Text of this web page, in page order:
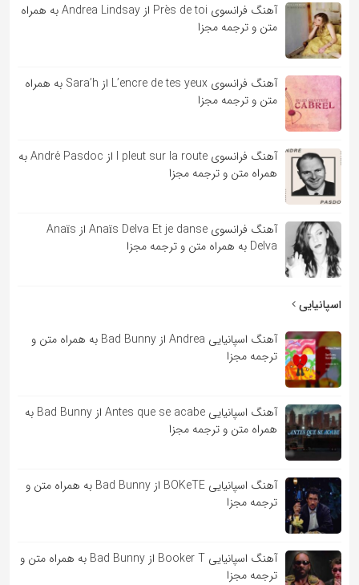
آهنگ فرانسوی Près de toi از Andrea Lindsay به همراه
متن و ترجمه مجزا
آهنگ فرانسوی L’encre de tes yeux از Sara’h به همراه
متن و ترجمه مجزا
آهنگ فرانسوی l pleut sur la route از André Pasdoc به
همراه متن و ترجمه مجزا
آهنگ فرانسوی Anaïs Delva Et je danse از Anaïs
Delva به همراه متن و ترجمه مجزا
اسپانیایی
آهنگ اسپانیایی Andrea از Bad Bunny به همراه متن و
ترجمه مجزا
آهنگ اسپانیایی Antes que se acabe از Bad Bunny به
همراه متن و ترجمه مجزا
آهنگ اسپانیایی BOKeTE از Bad Bunny به همراه متن و
ترجمه مجزا
آهنگ اسپانیایی Booker T از Bad Bunny به همراه متن و
ترجمه مجزا